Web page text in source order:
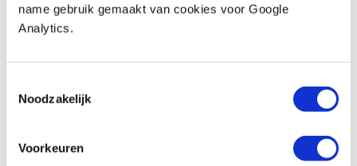
name gebruik gemaakt van cookies voor Google
Analytics.
Noodzakelijk
Voorkeuren